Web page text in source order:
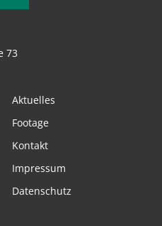
73
Aktuelles
Footage
Kontakt
Impressum
Datenschutz